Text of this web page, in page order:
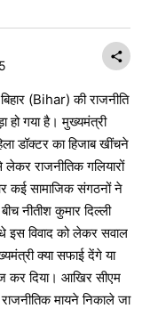
बिहार (Bihar) की राजनीति
हो गया है। मुख्यमंत्री
डॉक्टर का हिजाब खींचने
राजनीतिक गलियारों
कई सामाजिक संगठनों ने
नीतीश कुमार दिल्ली
इस विवाद को लेकर सवाल
क्या सफाई देंगे या
कर दिया। आखिर सीएम
मायने निकाले जा